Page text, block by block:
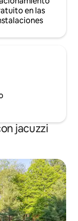
en las
jacuzzi